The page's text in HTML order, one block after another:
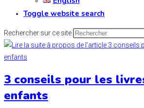
Toggle website search
Rechercher sur ce site
3 conseils pour les
enfants